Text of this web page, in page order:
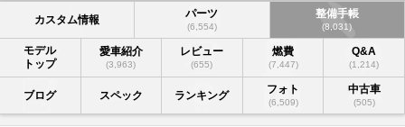
カスタム情報 パーツ
(6,554)
整備手帳
(8,031)
モデル
トップ
愛車紹介
(3,963)
レビュー
(655)
燃費
(7,447)
Q&A
(1,214)
ブログ スペック ランキング フォト
(6,509)
中古車
(505)